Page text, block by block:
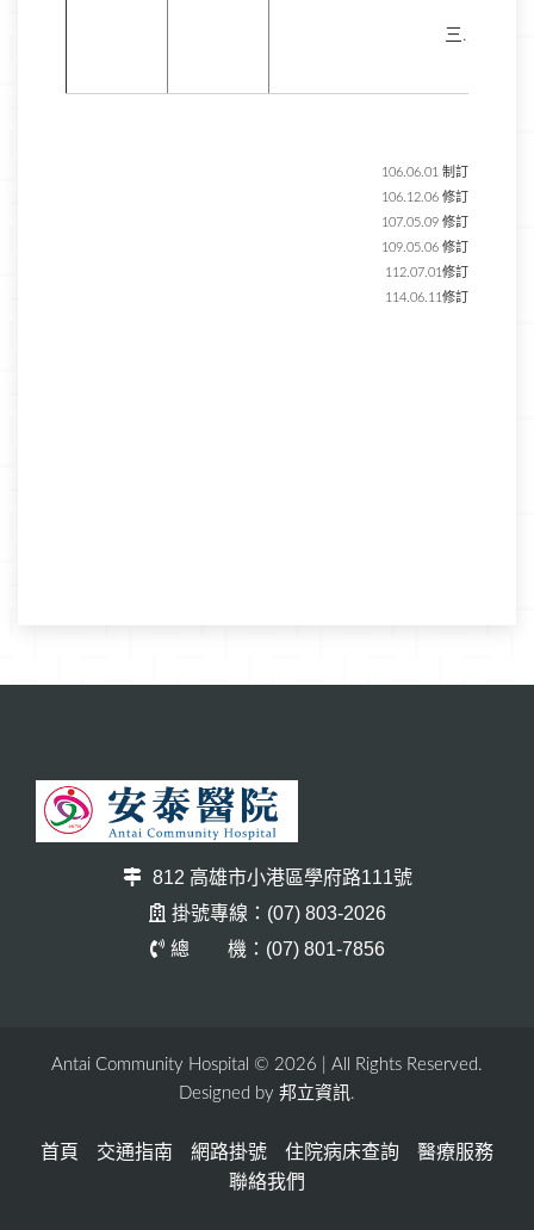
三.照顧服
106.06.01 制訂
106.12.06 修訂
107.05.09 修訂
109.05.06 修訂
112.07.01修訂
114.06.11修訂
812 高雄市小港區學府路111號
掛號專線：(07) 803-2026
總 機：(07) 801-7856
Antai Community Hospital © 2026 | All Rights Reserved.
Designed by 邦立資訊.
首頁 交通指南 網路掛號 住院病床查詢
醫療服務
聯絡我們